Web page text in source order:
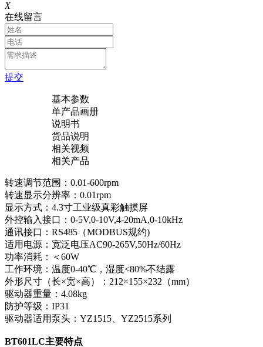
X
在线留言
提交
基本参数
单产品画册
说明书
货品说明
相关视频
相关产品
转速调节范围：0.01-600rpm
转速显示分辨率：0.01rpm
显示方式：4.3寸工业级真彩触摸屏
外控输入接口：0-5V,0-10V,4-20mA,0-10kHz
通讯接口：RS485（MODBUS规约)
适用电源：宽泛电压AC90-265V,50Hz/60Hz
功率消耗：＜60W
工作环境：温度0-40℃，湿度<80%不结露
外形尺寸（长×宽×高）：212×155×232（mm）
驱动器重量：4.08kg
防护等级：IP31
驱动器适用泵头：YZ1515、YZ2515系列
BT601LC主要特点